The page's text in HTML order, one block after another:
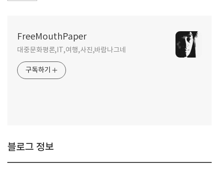
FreeMouthPaper
대중문화평론,IT,여행,사진,바람나그네
구독하기
블로그 정보